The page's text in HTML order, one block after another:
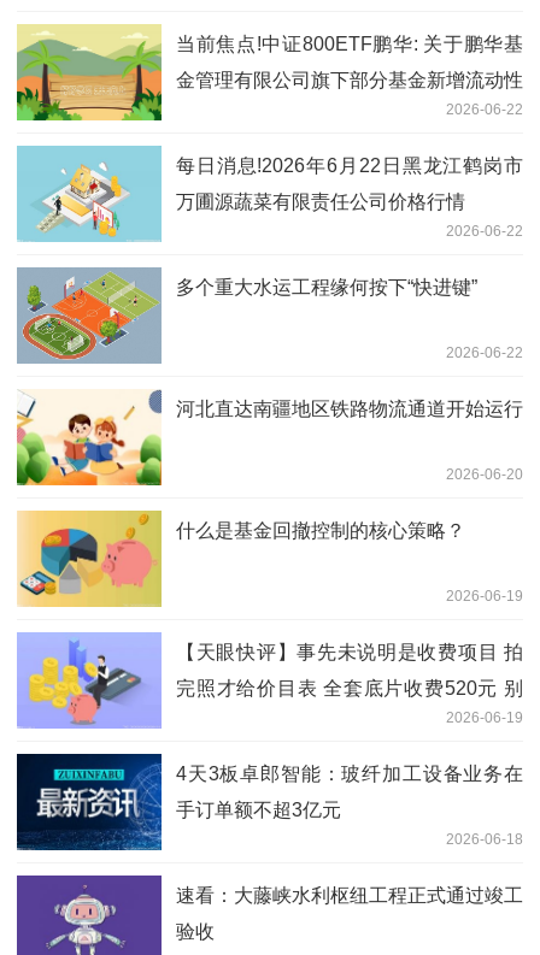
当前焦点!中证800ETF鹏华: 关于鹏华基
金管理有限公司旗下部分基金新增流动性
2026-06-22
每日消息!2026年6月22日黑龙江鹤岗市
万圃源蔬菜有限责任公司价格行情
2026-06-22
多个重大水运工程缘何按下“快进键”
2026-06-22
河北直达南疆地区铁路物流通道开始运行
2026-06-20
什么是基金回撤控制的核心策略？
2026-06-19
【天眼快评】事先未说明是收费项目 拍
完照才给价目表 全套底片收费520元 别
让幼儿园“毕业照”变了味！ 当前关注2026-06-19
4天3板卓郎智能：玻纤加工设备业务在
手订单额不超3亿元
2026-06-18
速看：大藤峡水利枢纽工程正式通过竣工
验收